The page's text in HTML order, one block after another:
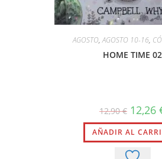
AGOSTO,AGOSTO 10-16,
HOME TIME 02
12,90€ El
precio
original
era:
12,90 €.
12,26
AÑADIR AL